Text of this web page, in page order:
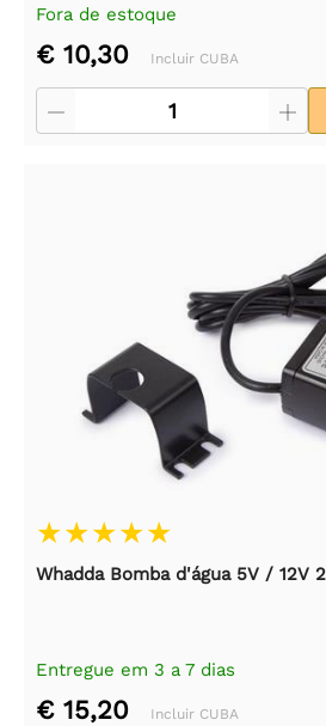
Fora de estoque
€ 10,30 Incluir CUBA
Whadda Bomba d'água 5V / 12V
Entregue em 3 a 7 dias
€ 15,20 Incluir CUBA